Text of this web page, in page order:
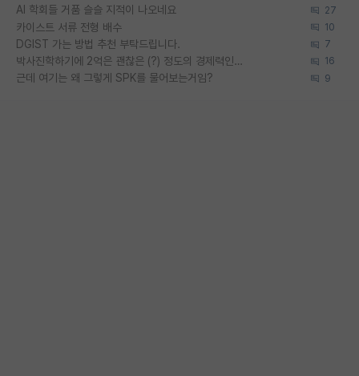
AI 학회들 거품 슬슬 지적이 나오네요 27
카이스트 서류 전형 배수 10
DGIST 가는 방법 추천 부탁드립니다. 7
박사진학하기에 2억은 괜찮은 (?) 정도의 경제력인가요 16
근데 여기는 왜 그렇게 SPK를 물어보는거임? 9